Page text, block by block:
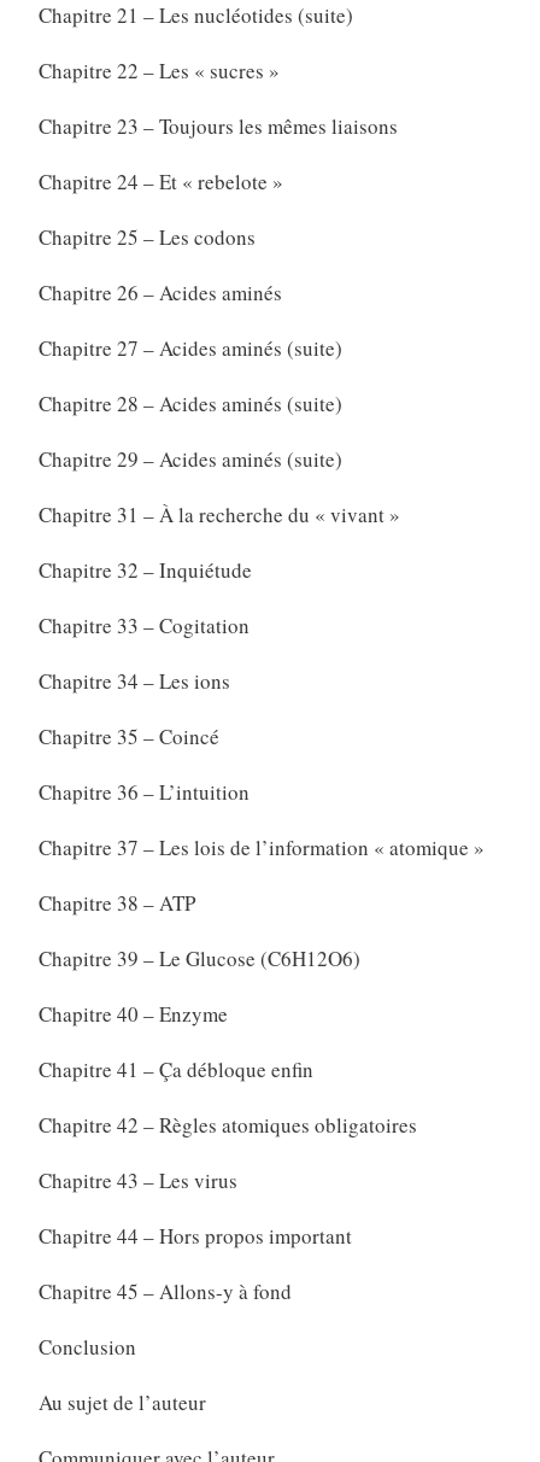
Chapitre 21 – Les nucléotides (suite)
Chapitre 22 – Les « sucres »
Chapitre 23 – Toujours les mêmes liaisons
Chapitre 24 – Et « rebelote »
Chapitre 25 – Les codons
Chapitre 26 – Acides aminés
Chapitre 27 – Acides aminés (suite)
Chapitre 28 – Acides aminés (suite)
Chapitre 29 – Acides aminés (suite)
Chapitre 31 – À la recherche du « vivant »
Chapitre 32 – Inquiétude
Chapitre 33 – Cogitation
Chapitre 34 – Les ions
Chapitre 35 – Coincé
Chapitre 36 – L’intuition
Chapitre 37 – Les lois de l’information « atomique »
Chapitre 38 – ATP
Chapitre 39 – Le Glucose (C6H12O6)
Chapitre 40 – Enzyme
Chapitre 41 – Ça débloque enfin
Chapitre 42 – Règles atomiques obligatoires
Chapitre 43 – Les virus
Chapitre 44 – Hors propos important
Chapitre 45 – Allons-y à fond
Conclusion
Au sujet de l’auteur